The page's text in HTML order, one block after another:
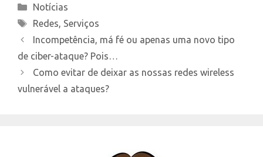
Categories
Notícias
Tags
Redes, Serviços
Incompetência, má fé ou apenas uma novo tipo
de ciber-ataque? Pois…
Como evitar de deixar as nossas redes wireless
vulnerável a ataques?